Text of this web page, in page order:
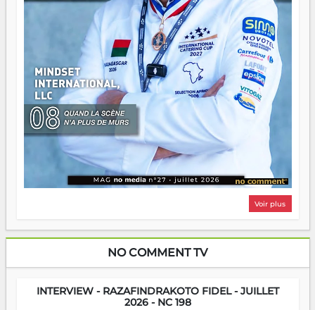
Voir plus
NO COMMENT TV
INTERVIEW - RAZAFINDRAKOTO FIDEL - JUILLET
2026 - NC 198